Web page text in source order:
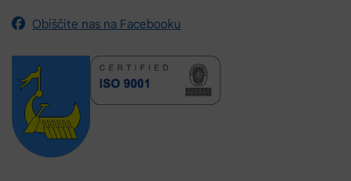
Obiščite nas na Facebooku